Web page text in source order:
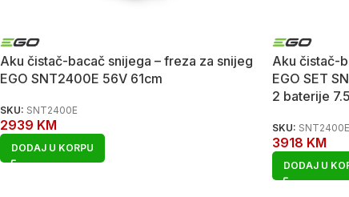
Aku čistač-bacač snijega – freza za snijeg
EGO SNT2400E 56V 61cm
SKU: SNT2400E
2939 KM
DODAJ U KORPU
Aku čistač-
EGO SET
2 baterije
SKU:
3918 KM
DODAJ U